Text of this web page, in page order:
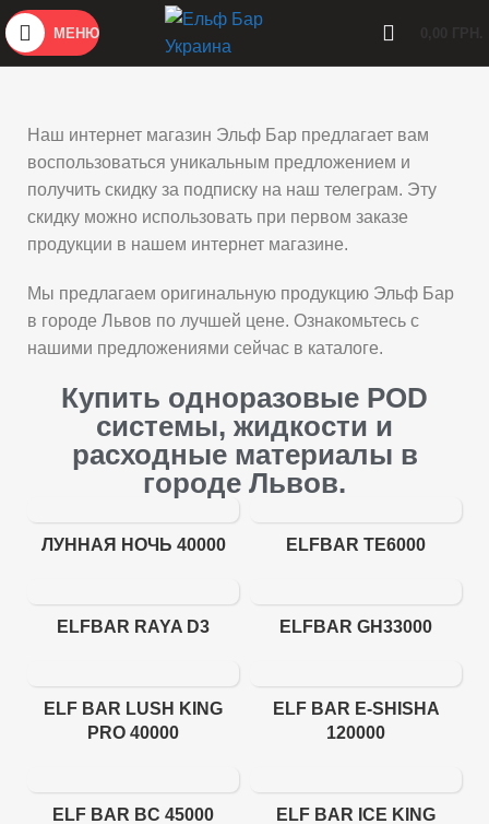
МЕНЮ
Наш интернет магазин Эльф Бар предлагает вам
воспользоваться уникальным предложением и
получить скидку за подписку на наш телеграм. Эту
скидку можно использовать при первом заказе
продукции в нашем интернет магазине.
Мы предлагаем оригинальную продукцию Эльф Бар
в городе Львов по лучшей цене. Ознакомьтесь с
нашими предложениями сейчас в каталоге.
Купить одноразовые POD
системы, жидкости и
расходные материалы в
городе Львов.
ЛУННАЯ НОЧЬ 40000 ELFBAR TE6000
ELFBAR RAYA D3 ELFBAR GH33000
ELF BAR LUSH KING
PRO 40000
ELF BAR E-SHISHA
120000
ELF BAR BC 45000
ELF BAR ICE KING